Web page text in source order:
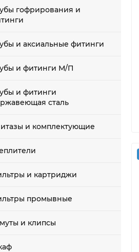
гофрирования и
и аксиальные фитинги
и фитинги М/П
и фитинги
сталь
и комплектующие
и картриджи
промывные
и клипсы